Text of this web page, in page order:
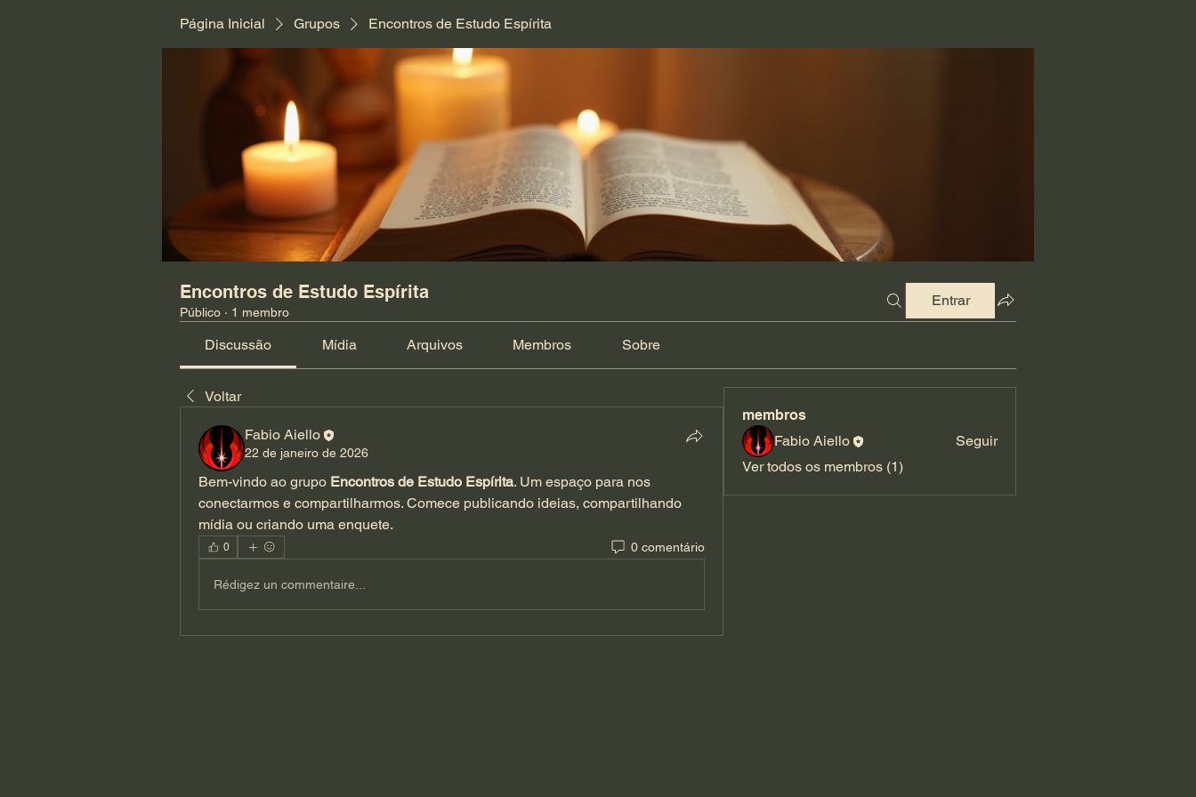
Página Inicial Grupos Encontros de Estudo Espírita
Encontros de Estudo Espírita
Público · 1 membro
Entrar
Discussão Mídia Arquivos Membros Sobre
Voltar
Fabio Aiello
22 de janeiro de 2026
Bem-vindo ao grupo Encontros de Estudo Espírita. Um espaço para nos
conectarmos e compartilharmos. Comece publicando ideias, compartilhando
mídia ou criando uma enquete.
0 0 comentário
Rédigez un commentaire...
membros
Fabio Aiello
Seguir
Ver todos os membros (1)